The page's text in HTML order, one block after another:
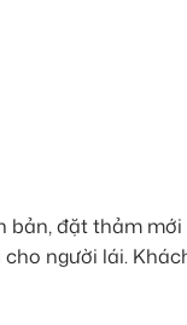
bản, đặt thảm
người lái.